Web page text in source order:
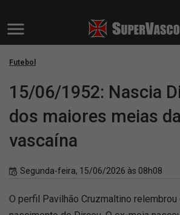
Futebol
15/06/1952: Nascia
dos maiores meias
vascaína
Segunda-feira, 15/06/2026 às 08h08
O perfil Pavilhão Cruzmaltino